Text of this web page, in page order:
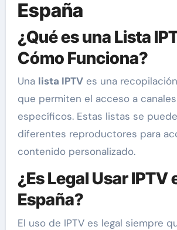
España
¿Qué es una Lista
Cómo Funciona?
Una lista IPTVes una
que permiten el acceso a
específicos. Estas listas se
diferentes reproductores para
contenido personalizado.
¿Es Legal Usar IPTV
España?
El uso de IPTV es legal siempre